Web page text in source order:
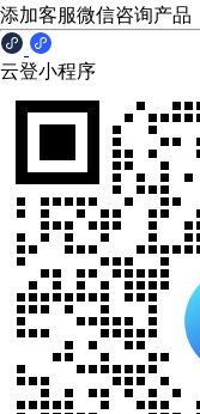
添加客服微信咨询产品
云登小程序